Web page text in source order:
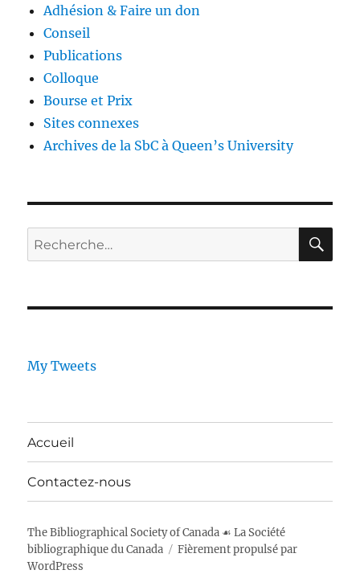
Adhésion & Faire un don
Conseil
Publications
Colloque
Bourse et Prix
Sites connexes
Archives de la SbC à Queen’s University
Rechercher :
My Tweets
Accueil
Contactez-nous
The Bibliographical Society of Canada ☙ La Société
bibliographique du Canada
Fièrement propulsé par
WordPress